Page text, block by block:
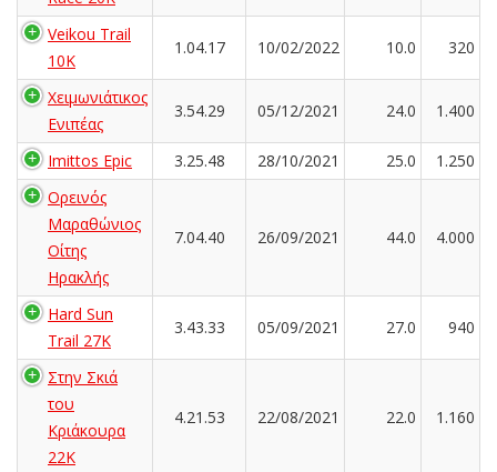
Veikou Trail
10K
1.04.17 10/02/2022 10.0 320
Χειμωνιάτικος
Ενιπέας
3.54.29 05/12/2021 24.0 1.400
Imittos Epic 3.25.48 28/10/2021 25.0
1.250
Ορεινός
Μαραθώνιος
Οίτης
Ηρακλής
7.04.40 26/09/2021 44.0 4.000
Hard Sun
Trail 27K
3.43.33 05/09/2021 27.0 940
Στην Σκιά
του
Κριάκουρα
22K
4.21.53 22/08/2021 22.0 1.160